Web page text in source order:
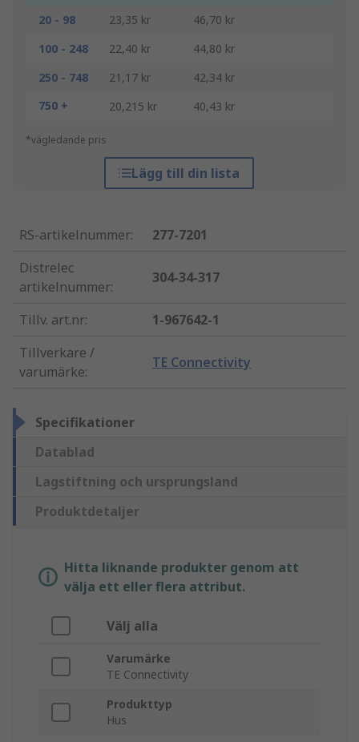
20 - 98
23,35 kr
46,70 kr
100 - 248
22,40 kr
44,80 kr
250 - 748
21,17 kr
42,34 kr
750 +
20,215 kr 40,43 kr
*vägledande pris
Lägg till din lista
RS-artikelnummer:
277-7201
Distrelec
artikelnummer:
304-34-317
Tillv. art.nr:
1-967642-1
Tillverkare /
varumärke:
TE Connectivity
Specifikationer
Datablad
Lagstiftning och ursprungsland
Produktdetaljer
Hitta liknande produkter genom att
välja ett eller flera attribut.
Välj alla
Varumärke
TE Connectivity
Produkttyp
Hus